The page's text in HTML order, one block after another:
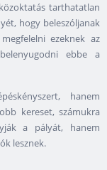
tarthatatlan
hogy beleszóljanak
ezeknek az
ebbe a
hanem
kereset, számukra
a pályát, hanem
lesznek.